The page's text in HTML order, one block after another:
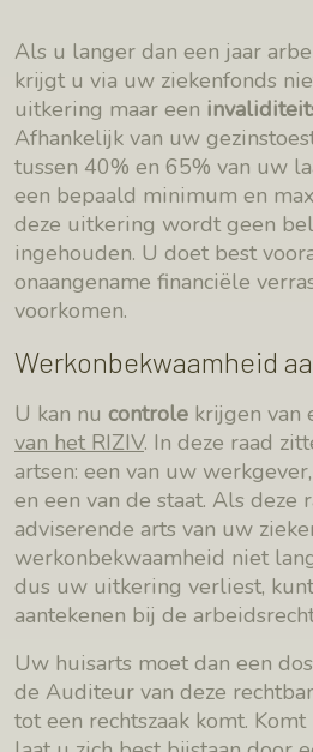
Als u langer dan een jaar
krijgt u via uw ziekenfonds
uitkering maar een
Afhankelijk van uw
tussen 40% en 65% van uw
een bepaald minimum en
deze uitkering wordt geen
ingehouden. U doet best
onaangename financiële
voorkomen.
Werkonbekwaamheid
U kan nu controle krijgen van
van het RIZIV. In deze raad
artsen: een van uw
en een van de staat. Als deze
adviserende arts van uw
werkonbekwaamheid niet
dus uw uitkering verliest,
aantekenen bij de
Uw huisarts moet dan een
de Auditeur van deze
tot een rechtszaak komt.